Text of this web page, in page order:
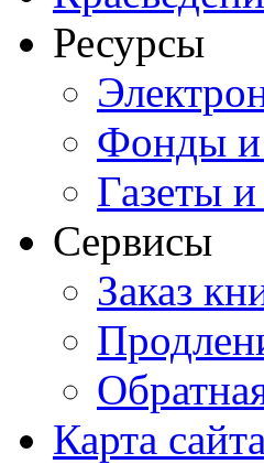
Ресурсы
Фонды и
Газеты
Сервисы
Заказ
Карта сайта